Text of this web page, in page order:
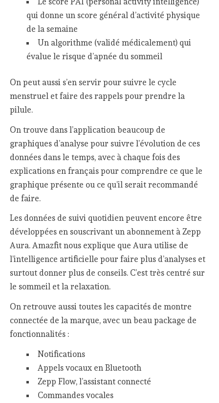
qui donne un score général d’activité physique
de la semaine
Un algorithme (validé médicalement) qui
évalue le risque d’apnée du sommeil
On peut aussi s’en servir pour suivre le cycle
menstruel et faire des rappels pour prendre la
pilule.
On trouve dans l’application beaucoup de
graphiques d’analyse pour suivre l’évolution de ces
données dans le temps, avec à chaque fois des
explications en français pour comprendre ce que le
graphique présente ou ce qu’il serait recommandé
de faire.
Les données de suivi quotidien peuvent encore être
développées en souscrivant un abonnement à Zepp
Aura. Amazfit nous explique que Aura utilise de
l’intelligence artificielle pour faire plus d’analyses et
surtout donner plus de conseils. C’est très centré sur
le sommeil et la relaxation.
On retrouve aussi toutes les capacités de montre
connectée de la marque, avec un beau package de
fonctionnalités :
Notifications
Appels vocaux en Bluetooth
Zepp Flow, l’assistant connecté
Commandes vocales